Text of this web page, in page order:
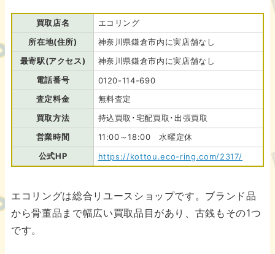
買取店名
エコリング
所在地(住所)
神奈川県鎌倉市内に実店舗なし
最寄駅(アクセス)
神奈川県鎌倉市内に実店舗なし
電話番号
0120-114-690
査定料金
無料査定
買取方法
持込買取･宅配買取･出張買取
営業時間
11:00～18:00 水曜定休
公式HP
https://kottou.eco-ring.com/2317/
エコリングは総合リユースショップです。ブランド品
から骨董品まで幅広い買取品目があり、古銭もその1つ
です。